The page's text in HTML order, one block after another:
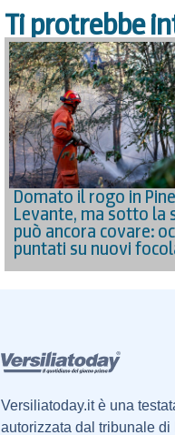
Ti protrebbe
Domato il rogo in
Levante, ma sotto la
può ancora covare:
puntati su nuovi
Versiliatoday.it è una
autorizzata dal tribunale di